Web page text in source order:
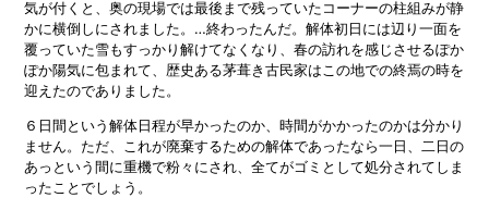
気が付くと、奥の現場では最後まで残っていたコーナーの柱組みが静
かに横倒しにされました。…終わったんだ。解体初日には辺り一面を
覆っていた雪もすっかり解けてなくなり、春の訪れを感じさせるぽか
ぽか陽気に包まれて、歴史ある茅葺き古民家はこの地での終焉の時を
迎えたのでありました。
６日間という解体日程が早かったのか、時間がかかったのかは分かり
ません。ただ、これが廃棄するための解体であったなら一日、二日の
あっという間に重機で粉々にされ、全てがゴミとして処分されてしま
ったことでしょう。